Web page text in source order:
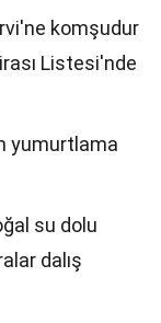
komşudur
Listesi'nde
yumurtlama
su dolu
dalış